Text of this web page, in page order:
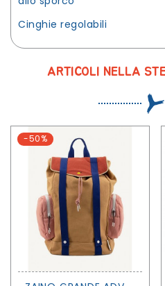
Cinghie regolabili
ARTICOLI NELLA
-50%